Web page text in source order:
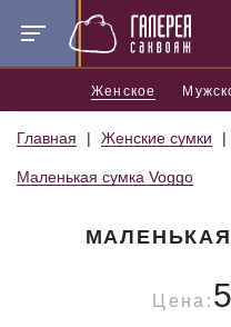
Женское
Главная Женские сумки
Маленькая сумка Voggo
МАЛЕНЬКАЯ
Цена: